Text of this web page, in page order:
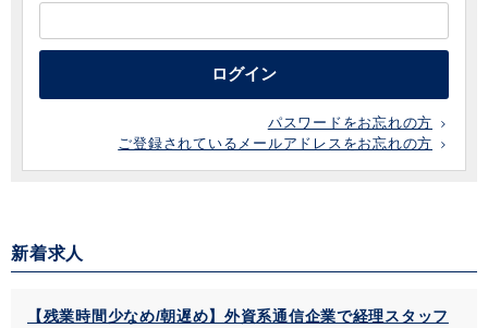
ログイン
パスワードをお忘れの方
ご登録されているメールアドレスをお忘れの方
新着求人
【残業時間少なめ/朝遅め】外資系通信企業で経理スタッフ